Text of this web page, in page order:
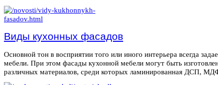
Виды кухонных фасадов
Основной тон в восприятии того или иного интерьера всегда
мебели. При этом фасады кухонной мебели могут быть
различных материалов, среди которых ламинированная ДСП,